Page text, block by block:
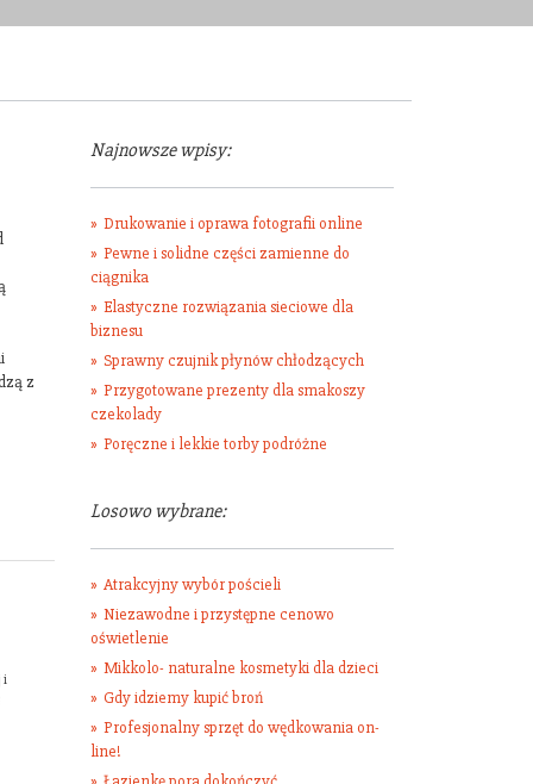
z
i
Najnowsze wpisy:
Drukowanie i oprawa fotografii online
Pewne i solidne części zamienne do
ciągnika
Elastyczne rozwiązania sieciowe dla
biznesu
Sprawny czujnik płynów chłodzących
Przygotowane prezenty dla smakoszy
czekolady
Poręczne i lekkie torby podróżne
Losowo wybrane:
Atrakcyjny wybór pościeli
Niezawodne i przystępne cenowo
oświetlenie
Mikkolo- naturalne kosmetyki dla dzieci
Gdy idziemy kupić broń
Profesjonalny sprzęt do wędkowania on-
line!